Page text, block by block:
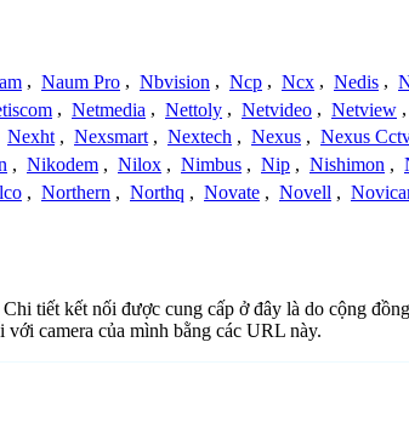
, Naum Pro , Nbvision , Ncp , Ncx , Nedis ,
, Netmedia , Nettoly , Netvideo , Netview ,
Nexht , Nexsmart , Nextech , Nexus , Nexus
, Nikodem , Nilox , Nimbus , Nip , Nishimon ,
, Northern , Northq , Novate , Novell ,
tiết kết nối được cung cấp ở đây là do cộng
camera của mình bằng các URL này.